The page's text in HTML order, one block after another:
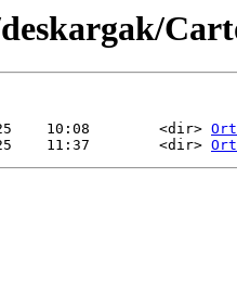
10:08        <dir>
11:37        <dir>